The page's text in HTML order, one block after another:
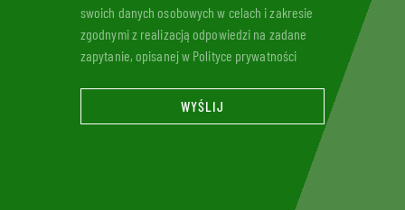
swoich danych osobowych w celach i zakresie
zgodnymi z realizacją odpowiedzi na zadane
zapytanie, opisanej w Polityce prywatności
WYŚLIJ